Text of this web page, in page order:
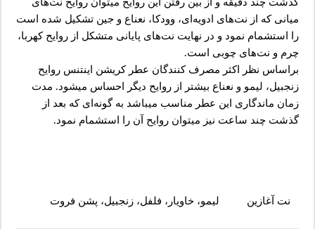
گذشت چند دقیقه و از بین رفتن این روایح میتوان روایح نت‌‌های
میانی که از نت‌های ادویه‌ای، وودکا، نعناع و جین تشکیل شده است
را استشمام نمود و در نهایت نت‌های پایانی متشکل از روایح کهربا،
چرم و نت‌های چوبی است.
براساس نظر اکثر مصرف کنندگان عطر کریشن اینتنس روایح
زنجبیل، لیمو و نعناع بیشتر از روایح دیگر احساس میشود. مدت
زمان ماندگاری این عطر مناسب میباشد به گونه‌ای که بعد از
گذشت چند ساعت نیز میتوان روایح آن را استشمام نمود.
نت آغازین لیمو، خاویار، فلفل، زنجبیل، پشن فروت